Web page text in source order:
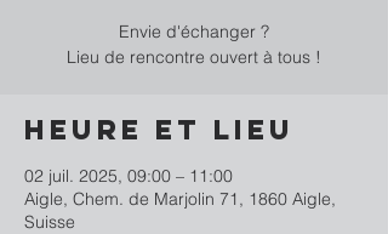
Envie d'échanger ?
Lieu de rencontre ouvert à tous !
Heure et lieu
02 juil. 2025, 09:00 – 11:00
Aigle, Chem. de Marjolin 71, 1860 Aigle,
Suisse